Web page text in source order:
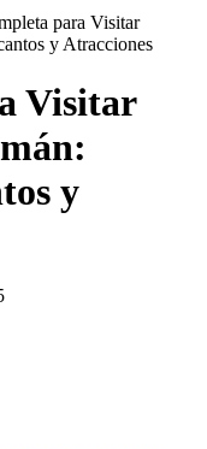
para Visitar
y Atracciones
Visitar
y